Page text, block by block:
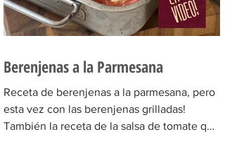
Berenjenas a la Parmesana
Receta de berenjenas a la parmesana, pero
esta vez con las berenjenas grilladas!
También la receta de la salsa de tomate que